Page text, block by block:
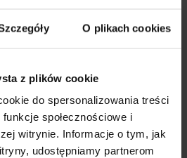
O plikach cookies
z plików cookie
do spersonalizowania treści
społecznościowe i
witrynie. Informacje o tym, jak
udostępniamy partnerom